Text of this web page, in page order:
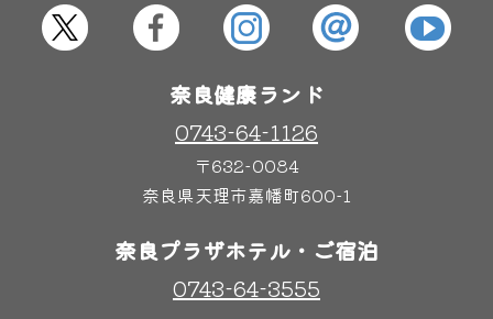
屋内レジャープール グルメ
奈良わんぱくランド
奈良健康ランド
0743-64-1126
〒632-0084
奈良県天理市嘉幡町600-1
奈良プラザホテル・ご宿泊
0743-64-3555